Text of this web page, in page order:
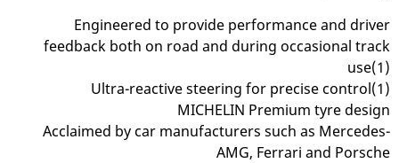
Engineered to provide performance and driver
feedback both on road and during occasional track
use(1)
Ultra-reactive steering for precise control(1)
MICHELIN Premium tyre design
Acclaimed by car manufacturers such as Mercedes-
AMG, Ferrari and Porsche